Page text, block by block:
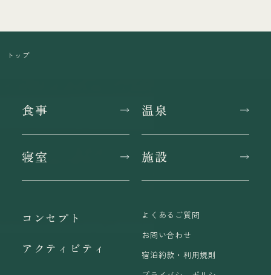
トップ
食事
寝室
温泉
施設
コンセプト
アクティビティ
よくあるご質問
お問い合わせ
宿泊約款・利用規則